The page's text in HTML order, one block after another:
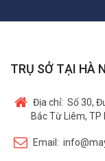
TRỤ SỞ TẠI HÀ
Địa chỉ: Số 30,
Bắc Từ Liêm, TP
Email: